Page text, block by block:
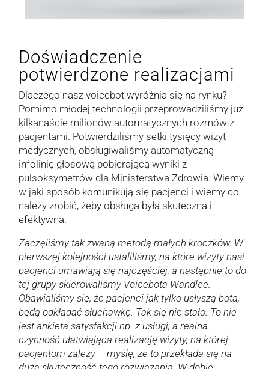
Doświadczenie
potwierdzone realizacjami
Dlaczego nasz voicebot wyróżnia się na rynku?
Pomimo młodej technologii przeprowadziliśmy już
kilkanaście milionów automatycznych rozmów z
pacjentami. Potwierdziliśmy setki tysięcy wizyt
medycznych, obsługiwaliśmy automatyczną
infolinię głosową pobierającą wyniki z
pulsoksymetrów dla Ministerstwa Zdrowia. Wiemy
w jaki sposób komunikują się pacjenci i wiemy co
należy zrobić, żeby obsługa była skuteczna i
efektywna.
Zaczęliśmy tak zwaną metodą małych kroczków. W
pierwszej kolejności ustaliliśmy, na które wizyty nasi
pacjenci umawiają się najczęściej, a następnie to do
tej grupy skierowaliśmy Voicebota Wandlee.
Obawialiśmy się, że pacjenci jak tylko usłyszą bota,
będą odkładać słuchawkę. Tak się nie stało. To nie
jest ankieta satysfakcji np. z usługi, a realna
czynność ułatwiająca realizację wizyty, na której
pacjentom zależy – myślę, że to przekłada się na